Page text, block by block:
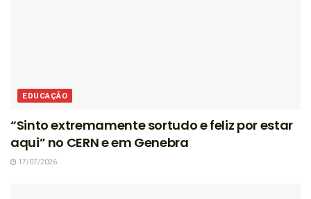
EDUCAÇÃO
“Sinto extremamente sortudo e feliz por estar
aqui” no CERN e em Genebra
17/07/2026